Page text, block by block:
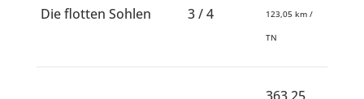
Die flotten Sohlen 3 / 4 123,05 km /
TN